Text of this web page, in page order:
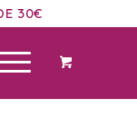
30€